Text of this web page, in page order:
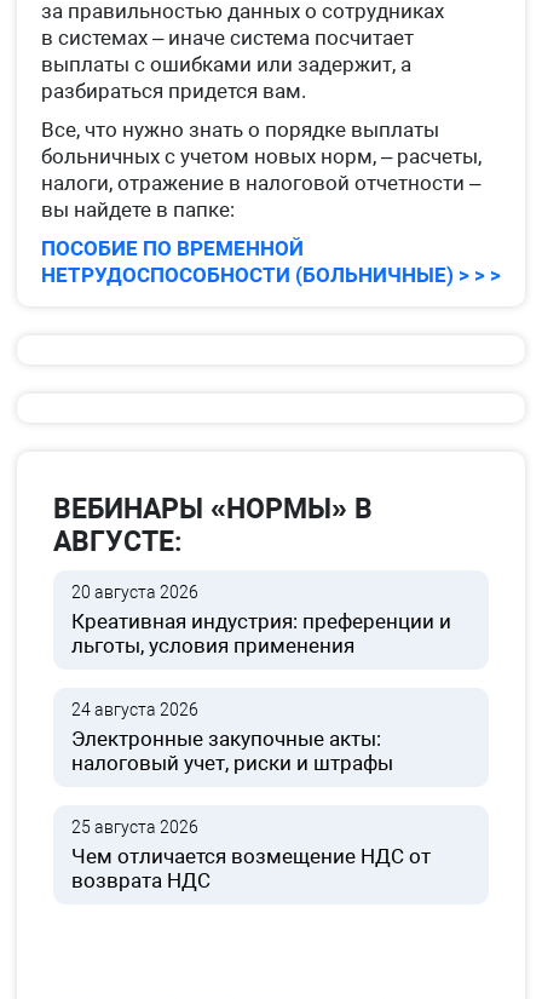
за правильностью данных о сотрудниках
в системах – иначе система посчитает
выплаты с ошибками или задержит, а
разбираться придется вам.
Все, что нужно знать о порядке выплаты
больничных с учетом новых норм, – расчеты,
налоги, отражение в налоговой отчетности –
вы найдете в папке:
ПОСОБИЕ ПО ВРЕМЕННОЙ
НЕТРУДОСПОСОБНОСТИ (БОЛЬНИЧНЫЕ) > > >
ВЕБИНАРЫ «НОРМЫ» В
АВГУСТЕ:
20 августа 2026
Креативная индустрия: преференции и
льготы, условия применения
24 августа 2026
Электронные закупочные акты:
налоговый учет, риски и штрафы
25 августа 2026
Чем отличается возмещение НДС от
возврата НДС